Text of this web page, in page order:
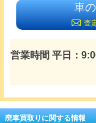
車の
査
営業時間 平日：
廃車買取りに関する情報